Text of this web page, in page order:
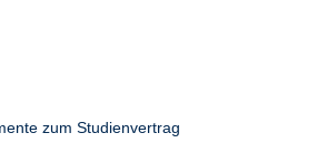
zum Studienvertrag